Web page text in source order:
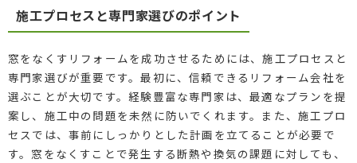
施工プロセスと専門家選びのポイント
窓をなくすリフォームを成功させるためには、施工プロセスと
専門家選びが重要です。最初に、信頼できるリフォーム会社を
選ぶことが大切です。経験豊富な専門家は、最適なプランを提
案し、施工中の問題を未然に防いでくれます。また、施工プロ
セスでは、事前にしっかりとした計画を立てることが必要で
す。窓をなくすことで発生する断熱や換気の課題に対しても、